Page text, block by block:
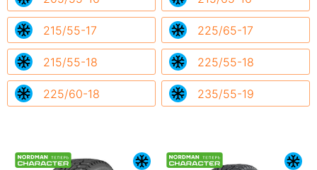
215/55-17 225/65-17
215/55-18 225/55-18
225/60-18 235/55-19